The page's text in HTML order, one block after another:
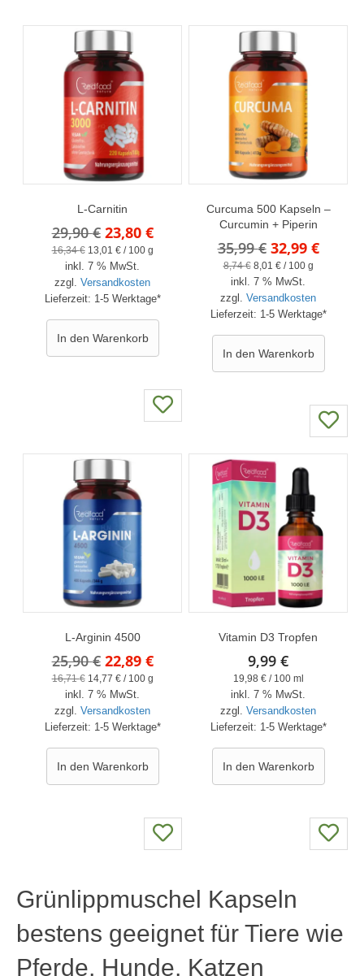
L-Carnitin
29,90€ Ursprünglicher
Preis
war:
29,90 €
23,80 €Aktueller
Preis
23,80 €.
16,34€ 13,01 €/ 100 g
inkl. 7 % MwSt.
zzgl.Versandkosten
Lieferzeit: 1-5 Werktage*
In den Warenkorb
Curcuma 500 Kapseln –
Curcumin + Piperin
35,99€
Preis
war:
35,99 €
32,99 €
32,99
8,74€ 8,01 €/ 100 g
inkl. 7 % MwSt.
zzgl.Versandkosten
Lieferzeit: 1-5 Werktage*
In den Warenkorb
L-Arginin 4500
25,90€ Ursprünglicher
Preis
war:
25,90 €
22,89 €Aktueller
Preis
22,89 €.
16,71€ 14,77 €/ 100 g
inkl. 7 % MwSt.
zzgl.Versandkosten
Lieferzeit: 1-5 Werktage*
In den Warenkorb
Vitamin D3 Tropfen
9,99€
19,98 €/ 100 ml
inkl. 7 % MwSt.
zzgl.Versandkosten
Lieferzeit: 1-5 Werktage*
In den Warenkorb
Grünlippmuschel Kapseln
bestens geeignet für Tiere wie
Pferde, Hunde, Katzen